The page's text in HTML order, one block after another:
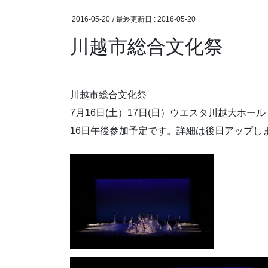
2016-05-20 / 最終更新日 : 2016-05-20
川越市総合文化祭
川越市総合文化祭
7月16日(土）17日(日）ウエスタ川越大ホール
16日午後参加予定です。詳細は後日アップし